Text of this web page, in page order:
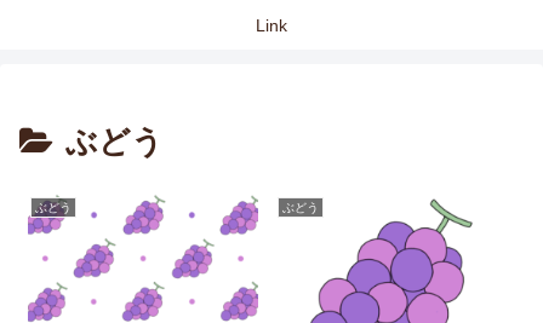
Link
ぶどう
ぶどう ぶどう